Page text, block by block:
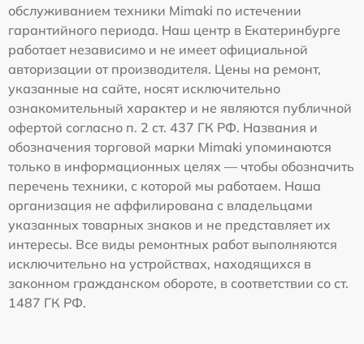
обслуживанием техники Mimaki по истечении
гарантийного периода. Наш центр в Екатеринбурге
работает независимо и не имеет официальной
авторизации от производителя. Цены на ремонт,
указанные на сайте, носят исключительно
ознакомительный характер и не являются публичной
офертой согласно п. 2 ст. 437 ГК РФ. Названия и
обозначения торговой марки Mimaki упоминаются
только в информационных целях — чтобы обозначить
перечень техники, с которой мы работаем. Наша
организация не аффилирована с владельцами
указанных товарных знаков и не представляет их
интересы. Все виды ремонтных работ выполняются
исключительно на устройствах, находящихся в
законном гражданском обороте, в соответствии со ст.
1487 ГК РФ.